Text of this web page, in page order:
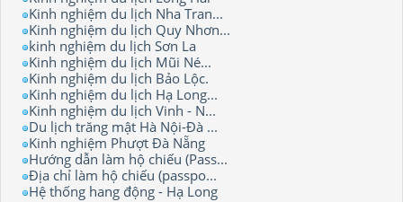
Kinh nghiệm du lịch Nha Tran...
Kinh nghiệm du lịch Quy Nhơn...
kinh nghiệm du lịch Sơn La
Kinh nghiệm du lịch Mũi Né...
Kinh nghiệm du lịch Bảo Lộc.
Kinh nghiệm du lịch Hạ Long...
Kinh nghiệm du lịch Vinh - N...
Du lịch trăng mật Hà Nội-Đà ...
Kinh nghiệm Phượt Đà Nẵng
Hướng dẫn làm hộ chiếu (Pass...
Địa chỉ làm hộ chiếu (passpo...
Hệ thống hang động - Hạ Long